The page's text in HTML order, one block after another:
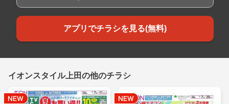
アプリでチラシを見る(無料)
イオンスタイル上田の他のチラシ